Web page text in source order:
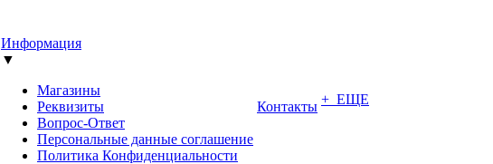
Информация
▼
Магазины
Реквизиты
Вопрос-Ответ
Персональные данные соглашение
Политика Конфиденциальности
Контакты + ЕЩЕ